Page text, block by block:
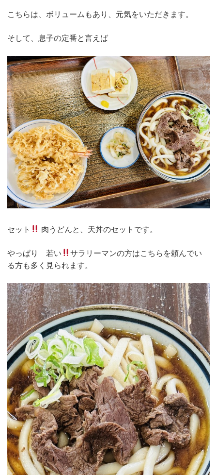
こちらは、ボリュームもあり、元気をいただきます。
そして、息子の定番と言えば
セット 肉うどんと、天丼のセットです。
やっぱり 若い
サラリーマンの方はこちらを頼んでい
る方も多く見られます。